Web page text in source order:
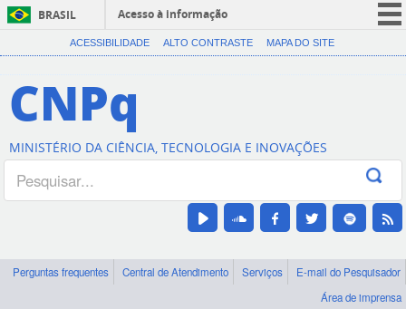
BRASIL
Acesso à informação
CORONAVÍRUS (COVID-19)
Canais
ACESSIBILIDADE ALTO CONTRASTE MAPA DO SITE
CNPq
MINISTÉRIO DA CIÊNCIA, TECNOLOGIA E INOVAÇÕES
Perguntas frequentes Central de Atendimento Serviços
E-mail do Pesquisador
Área de imprensa